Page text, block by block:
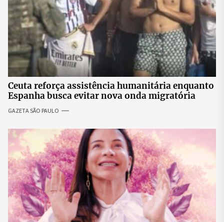
Ceuta reforça assistência humanitária enquanto
Espanha busca evitar nova onda migratória
GAZETA SÃO PAULO